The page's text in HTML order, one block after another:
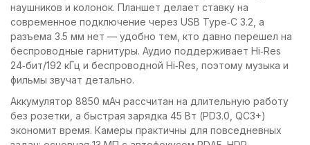
наушников и колонок. Планшет делает ставку на
современное подключение через USB Type‑C 3.2, а
разъема 3.5 мм нет — удобно тем, кто давно перешел на
беспроводные гарнитуры. Аудио поддерживает Hi‑Res
24‑бит/192 кГц и беспроводной Hi‑Res, поэтому музыка и
фильмы звучат детально.
Аккумулятор 8850 мАч рассчитан на длительную работу
без розетки, а быстрая зарядка 45 Вт (PD3.0, QC3+)
экономит время. Камеры практичны для повседневных